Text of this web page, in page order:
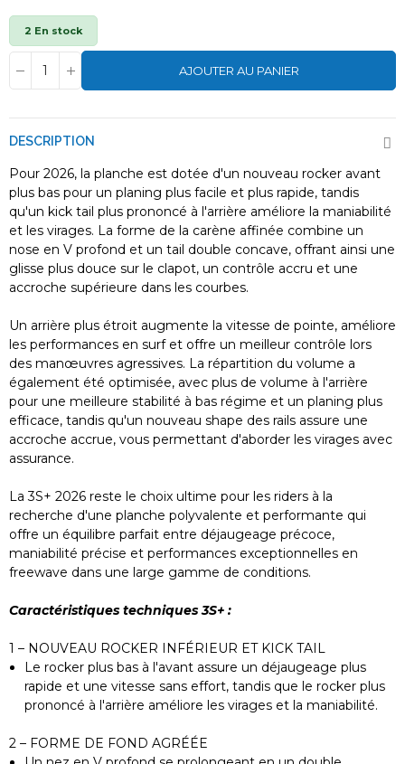
2 En stock
AJOUTER AU PANIER
DESCRIPTION
Pour 2026, la planche est dotée d'un nouveau rocker avant
plus bas pour un planing plus facile et plus rapide, tandis
qu'un kick tail plus prononcé à l'arrière améliore la maniabilité
et les virages. La forme de la carène affinée combine un
nose en V profond et un tail double concave, offrant ainsi une
glisse plus douce sur le clapot, un contrôle accru et une
accroche supérieure dans les courbes.
Un arrière plus étroit augmente la vitesse de pointe, améliore
les performances en surf et offre un meilleur contrôle lors
des manœuvres agressives. La répartition du volume a
également été optimisée, avec plus de volume à l'arrière
pour une meilleure stabilité à bas régime et un planing plus
efficace, tandis qu'un nouveau shape des rails assure une
accroche accrue, vous permettant d'aborder les virages avec
assurance.
La 3S+ 2026 reste le choix ultime pour les riders à la
recherche d'une planche polyvalente et performante qui
offre un équilibre parfait entre déjaugeage précoce,
maniabilité précise et performances exceptionnelles en
freewave dans une large gamme de conditions.
Caractéristiques techniques 3S+ :
1 – NOUVEAU ROCKER INFÉRIEUR ET KICK TAIL
Le rocker plus bas à l'avant assure un déjaugeage plus
rapide et une vitesse sans effort, tandis que le rocker plus
prononcé à l'arrière améliore les virages et la maniabilité.
2 – FORME DE FOND AGRÉÉE
stock actuellement.
polyvalente et évolutive, idéale pour la
progression, voici nos recommandations :
+ Gréement Nautix : Un pack complet excellent
windfoil.
* [ID:10056926] PACK Windsurf Tahe Techno 160
+ Greement GA Hybrid + Pdm Nautix 2024 : Une
autre option complète et performante pour la
progression.
N'hésitez pas à consulter notre section
nos Promotions Occasions
si votre budget
est serré.
Ailerons
Pour trouver les ailerons adaptés, il est important
de savoir pour quel sport et quel type de planche
Vous pouvez consulter notre sélection générale
ici :
Accessoires Planche (Straps / Pads /
Ailerons)
Dites-moi si c'est pour du Windsurf, du Kitesurf,
précisément !